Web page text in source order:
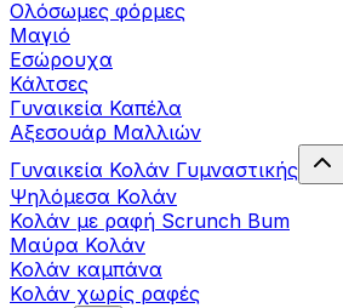
Ολόσωμες φόρμες
Μαγιό
Εσώρουχα
Κάλτσες
Γυναικεία Καπέλα
Αξεσουάρ Μαλλιών
Γυναικεία Κολάν Γυμναστικής
Ψηλόμεσα Κολάν
Κολάν με ραφή Scrunch Bum
Μαύρα Κολάν
Κολάν καμπάνα
Κολάν χωρίς ραφές